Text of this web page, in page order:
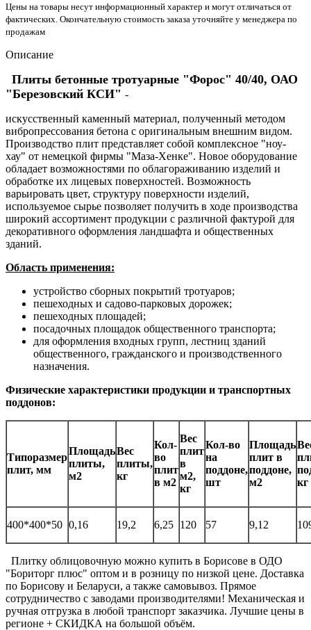
Цены на товары несут информационный характер и могут отличаться от
фактических. Окончательную стоимость заказа уточняйте у менеджера по
продажам
Описание
Плиты бетонные тротуарные "Форос" 40/40, ОАО
"Березовский КСИ" -
искусственный каменный материал, полученный методом
вибропрессования бетона с оригинальным внешним видом.
Производство плит представляет собой комплексное "ноу-
хау" от немецкой фирмы "Маза-Хенке". Новое оборудование
обладает возможностями по облагораживанию изделий и
обработке их лицевых поверхностей. Возможность
варьировать цвет, структуру поверхности изделий,
используемое сырье позволяет получить в ходе производства
широкий ассортимент продукции с различной фактурой для
декоративного оформления ландшафта и общественных
зданий.
Область применения:
устройство сборных покрытий тротуаров;
пешеходных и садово-парковых дорожек;
пешеходных площадей;
посадочных площадок общественного транспорта;
для оформления входных групп, лестниц зданий
общественного, гражданского и производственного
назначения.
Физические характеристики продукции и транспортных
поддонов:
Типоразмер
плит, мм
Площадь
плиты,
м2
Вес
плиты,
кг
Кол-
во
плит
в м2
Вес
плит
в
м2,
кг
Кол-во
на
поддоне,
шт
Площадь
плит в
поддоне,
м2
кг
400*400*50 0,16 19,2 6,25 120 57 9,12
Плитку облицовочную можно купить в Борисове в ОДО
"Бориторг плюс" оптом и в розницу по низкой цене. Доставка
по Борисову и Беларуси, а также самовывоз. Прямое
сотрудничество с заводами производителями! Механическая и
ручная отгрузка в любой транспорт заказчика. Лучшие цены в
регионе + СКИДКА на большой объём.